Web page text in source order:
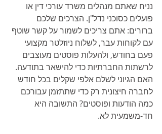
נניח שאתם מנהלים משרד עורכי דין או
פועלים כסוכני נדל"ן. הצרכים שלכם
ברורים: אתם צריכים לשמור על קשר שוטף
עם לקוחות עבר, לשלוח ניוזלטר מקצועי
פעם בחודש, ולהעלות פוסטים מעוצבים
לרשתות החברתיות כדי להישאר בתודעה.
האם הגיוני לשלם אלפי שקלים בכל חודש
לחברה חיצונית רק כדי שתתזמן עבורכם
כמה הודעות ופוסטים? התשובה היא
חד-משמעית לא.